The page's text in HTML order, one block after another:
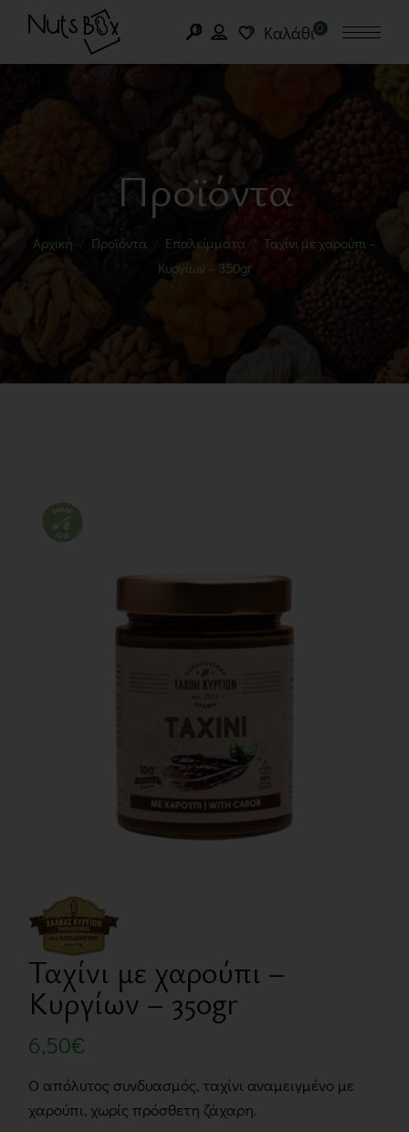
Καλάθι0
Προϊόντα
Αρχική Προϊόντα Επαλείμματα
Ταχίνι με χαρούπι –
Κυργίων – 350gr
Ταχίνι με χαρούπι –
Κυργίων – 350gr
6,50€
Ο απόλυτος συνδυασμός, ταχίνι αναμειγμένο µε
χαρούπι, χωρίς πρόσθετη ζάχαρη.